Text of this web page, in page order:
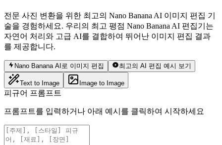
전문 사진 변환을 위한 최고의 Nano Banana AI 이미지 편집 기
술을 경험하세요. 우리의 최고 평점 Nano Banana AI 편집기는
자연어 처리와 고급 AI를 결합하여 뛰어난 이미지 편집 결과
를 제공합니다.
Nano Banana AI로 이미지 편집 최고의 AI 편집 예시 보기
Text to Image Image to Image
피규어 프롬프트
프롬프트를 입력하거나 아래 예시를 클릭하여 시작하세요